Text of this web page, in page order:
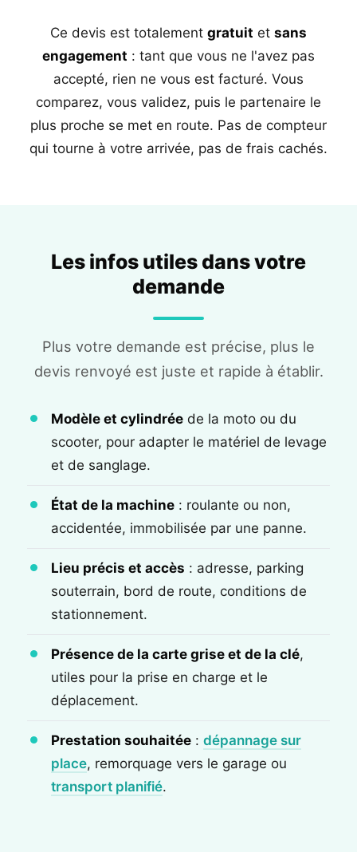
Ce devis est totalement gratuit et sans
engagement : tant que vous ne l'avez pas
accepté, rien ne vous est facturé. Vous
comparez, vous validez, puis le partenaire le
plus proche se met en route. Pas de compteur
qui tourne à votre arrivée, pas de frais cachés.
Les infos utiles dans votre
demande
Plus votre demande est précise, plus le
devis renvoyé est juste et rapide à établir.
Modèle et cylindrée de la moto ou du
scooter, pour adapter le matériel de levage
et de sanglage.
État de la machine : roulante ou non,
accidentée, immobilisée par une panne.
Lieu précis et accès : adresse, parking
souterrain, bord de route, conditions de
stationnement.
Présence de la carte grise et de la clé,
utiles pour la prise en charge et le
déplacement.
Prestation souhaitée : dépannage sur
place, remorquage vers le garage ou
transport planifié.